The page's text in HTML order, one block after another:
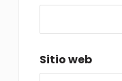
Sitio web